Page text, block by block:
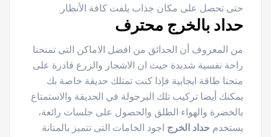
حتى تحصل على مكان جذاب يلفت كافة الأنظار.
حداد بالخرج محترف
من المعروف أن الحدائق من افضل الاماكن التى تمنحنا
راحة نفسية شديدة حيث ان الاشجار والزرع قادرة على
منحنا طاقة ايجابية فإذا كنت تمتلك حديقة خاصة بك
يمكنك أيضا تركيب تلك البرجولة في الحديقة والاستمتاع
بالخضرة والهواء الطلق والحصول على جلسات رائعة،
يستخدم حداد الخرج اجود الخامات التى تتميز بالمتانة